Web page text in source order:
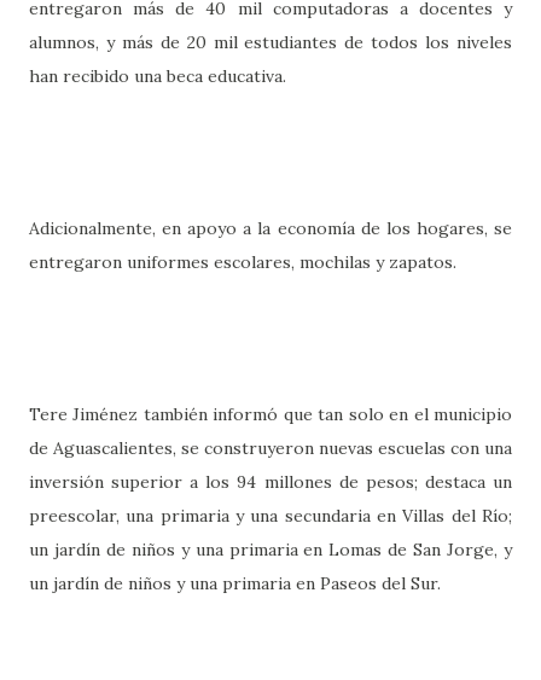
entregaron más de 40 mil computadoras a docentes y
alumnos, y más de 20 mil estudiantes de todos los niveles
han recibido una beca educativa.
Adicionalmente, en apoyo a la economía de los hogares, se
entregaron uniformes escolares, mochilas y zapatos.
Tere Jiménez también informó que tan solo en el municipio
de Aguascalientes, se construyeron nuevas escuelas con una
inversión superior a los 94 millones de pesos; destaca un
preescolar, una primaria y una secundaria en Villas del Río;
un jardín de niños y una primaria en Lomas de San Jorge, y
un jardín de niños y una primaria en Paseos del Sur.